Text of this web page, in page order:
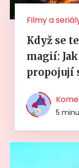
Filmy a
Když se
magií:
propojují
5